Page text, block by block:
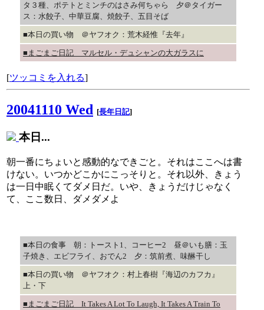
タ３種、ポテトとミンチのはさみ何ちゃら 夕＠タイガー
ス：水餃子、中華豆腐、焼餃子、五目そば
■本日の買い物 ＠ヤフオク：荒木経惟『去年』
■まごまご日記 マルセル・デュシャンの大ガラスに
[ツッコミを入れる]
20041110 Wed [長年日記]
本日...
朝一番にちょいと感動的なできごと。それはここへは書
けない。いつかどこかにこっそりと。それ以外、きょう
は一日中眠くてダメ日だ。いや、きょうだけじゃなく
て、ここ数日、ダメダメよ
■本日の食事 朝：トースト1、コーヒー2 昼＠いも膳：玉
子焼き、エビフライ、おでん2 夕：筑前煮、味醂干し
■本日の買い物 ＠ヤフオク：村上春樹『海辺のカフカ』
上・下
■まごまご日記 It Takes A Lot To Laugh, It Takes A Train To